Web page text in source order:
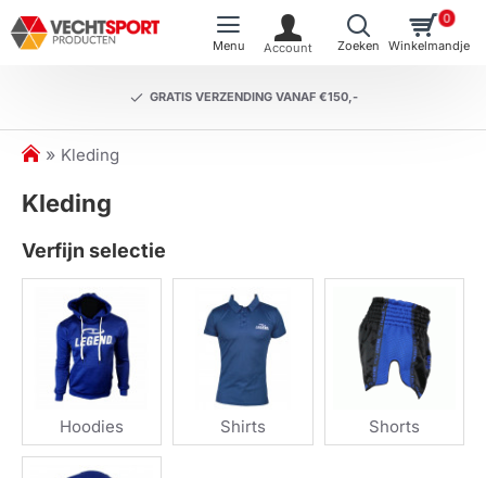
GRATIS VERZENDING VANAF €150,-
0
h
m
Kleding
Kleding
Verfijn selectie
Hoodies Shirts Shorts